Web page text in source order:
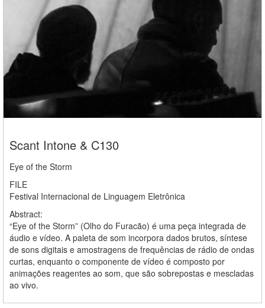
Scant Intone & C130
Eye of the Storm
FILE
Festival Internacional de Linguagem Eletrônica
Abstract:
“Eye of the Storm” (Olho do Furacão) é uma peça integrada de
áudio e vídeo. A paleta de som incorpora dados brutos, síntese
de sons digitais e amostragens de frequências de rádio de ondas
curtas, enquanto o componente de vídeo é composto por
animações reagentes ao som, que são sobrepostas e mescladas
ao vivo.